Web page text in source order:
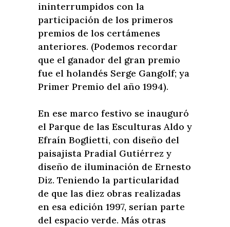
ininterrumpidos con la
participación de los primeros
premios de los certámenes
anteriores. (Podemos recordar
que el ganador del gran premio
fue el holandés Serge Gangolf; ya
Primer Premio del año 1994).
En ese marco festivo se inauguró
el Parque de las Esculturas Aldo y
Efraín Boglietti, con diseño del
paisajista Pradial Gutiérrez y
diseño de iluminación de Ernesto
Diz. Teniendo la particularidad
de que las diez obras realizadas
en esa edición 1997, serían parte
del espacio verde. Más otras